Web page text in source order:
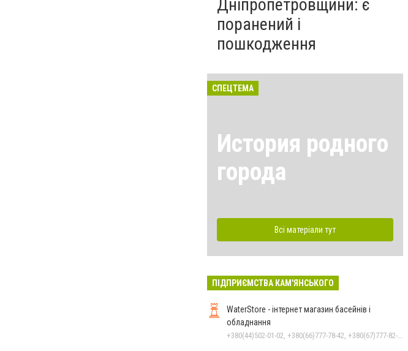
Дніпропетровщини: є
поранений і
пошкодження
СПЕЦТЕМА
История родного
города
Всі матеріали тут
ПІДПРИЄМСТВА КАМ'ЯНСЬКОГО
WaterStore - інтернет магазин басейнів і
обладнання